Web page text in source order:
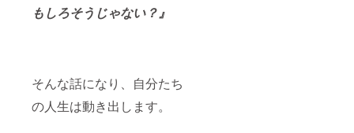
もしろそうじゃない？』
そんな話になり、自分たち
の人生は動き出します。